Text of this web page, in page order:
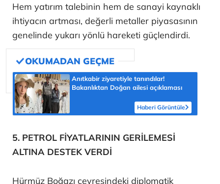
Hem yatırım talebinin hem de sanayi kaynaklı
ihtiyacın artması, değerli metaller piyasasının
genelinde yukarı yönlü hareketi güçlendirdi.
Anıtkabir ziyaretiyle tanındılar!
Bakanlıktan Doğan ailesi açıklaması
Haberi Görüntüle
5. PETROL FİYATLARININ GERİLEMESİ
ALTINA DESTEK VERDİ
Hürmüz Boğazı çevresindeki diplomatik